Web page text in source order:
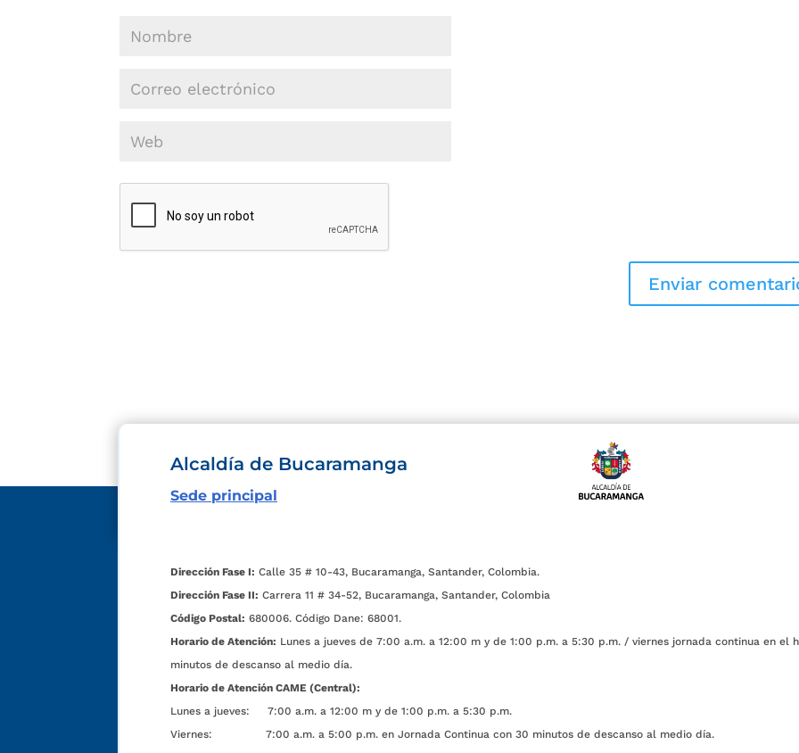
Alcaldía de Bucaramanga
Sede principal
Dirección Fase I: Calle 35 # 10-43, Bucaramanga, Santander, Colombia.
Dirección Fase II: Carrera 11 # 34-52, Bucaramanga, Santander, Colombia
Código Postal: 680006. Código Dane: 68001.
Horario de Atención: Lunes a jueves de 7:00 a.m. a 12:00 m y de 1:00 p.m. a 5:30 p.m. / viernes jornada continua en el
minutos de descanso al medio día.
Horario de Atención CAME (Central):
Lunes a jueves: 7:00 a.m. a 12:00 m y de 1:00 p.m. a 5:30 p.m.
Viernes: 7:00 a.m. a 5:00 p.m. en Jornada Continua con 30 minutos de descanso al medio día.